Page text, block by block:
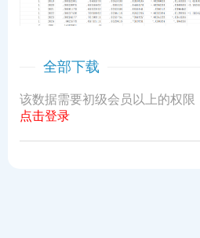
全部下载
该数据需要初级会员以上的权限
点击登录